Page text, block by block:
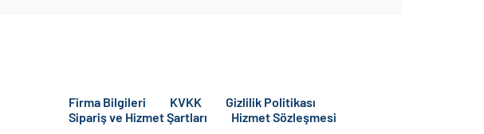
Firma Bilgileri KVKK
Gizlilik Politikası
Sipariş ve Hizmet Şartları
Hizmet Sözleşmesi